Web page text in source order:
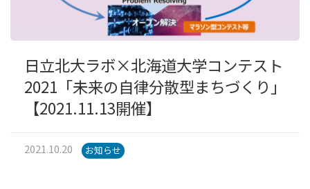
日立北大ラボ×北海道大学コンテスト
2021「未来の自律分散型まちづくり」
【2021.11.13開催】
2021.10.20 お知らせ